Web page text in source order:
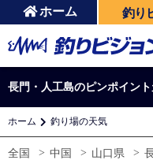
ホーム 釣り
長門・人工島のピンポイン
ホーム 釣り場の天気
全国 中国 山口県